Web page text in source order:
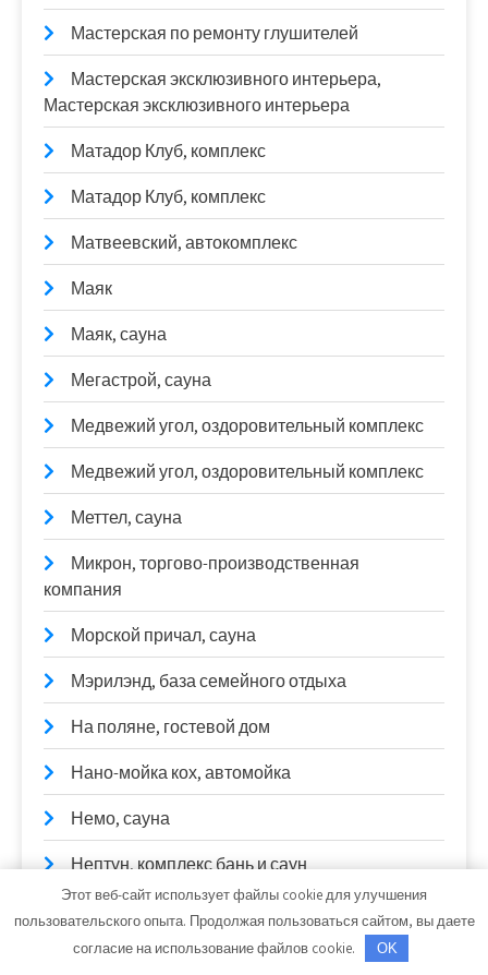
Мастерская по ремонту глушителей
Мастерская эксклюзивного интерьера,
Мастерская эксклюзивного интерьера
Матадор Клуб, комплекс
Матадор Клуб, комплекс
Матвеевский, автокомплекс
Маяк
Маяк, сауна
Мегастрой, сауна
Медвежий угол, оздоровительный комплекс
Медвежий угол, оздоровительный комплекс
Меттел, сауна
Микрон, торгово-производственная
компания
Морской причал, сауна
Мэрилэнд, база семейного отдыха
На поляне, гостевой дом
Нано-мойка кох, автомойка
Немо, сауна
Нептун, комплекс бань и саун
Новая VIP, сауна
Этот веб-сайт использует файлы cookie для улучшения
пользовательского опыта. Продолжая пользоваться сайтом, вы даете
согласие на использование файлов cookie.
OK